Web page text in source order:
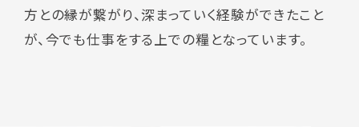
方との縁が繋がり、深まっていく経験ができたこと
が、今でも仕事をする上での糧となっています。